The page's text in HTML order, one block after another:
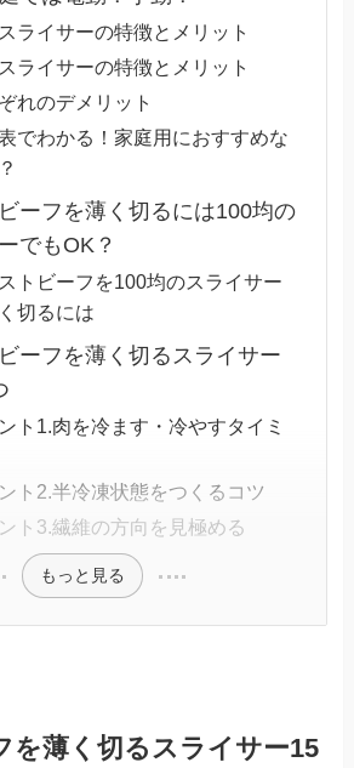
ライサーの特徴とメリット
ライサーの特徴とメリット
れのデメリット
でわかる！家庭用におすすめな
ーフを薄く切るには100均の
でもOK？
トビーフを100均のスライサー
切るには
ーフを薄く切るスライサー
ト1.肉を冷ます・冷やすタイミ
ト2.半冷凍状態をつくるコツ
ト3.繊維の方向を見極める
もっと見る
を薄く切るスライサー15